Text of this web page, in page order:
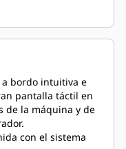
de la
armario de
de la
y separación
y los cables
y cubiertas
calientes.
el sistema
de trabajo y de
a bordo intuitiva e
pantalla táctil en
de la máquina y de
con el sistema